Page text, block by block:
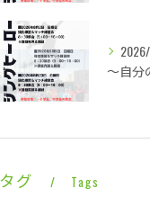
タグ Tags